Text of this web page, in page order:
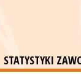
STATYSTYKI